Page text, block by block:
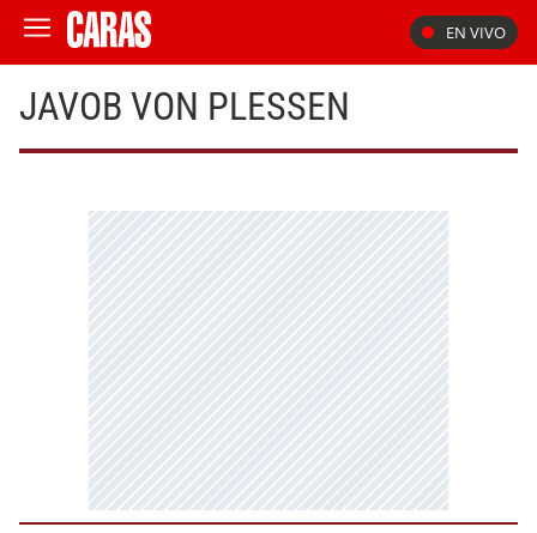
EN VIVO
JAVOB VON PLESSEN